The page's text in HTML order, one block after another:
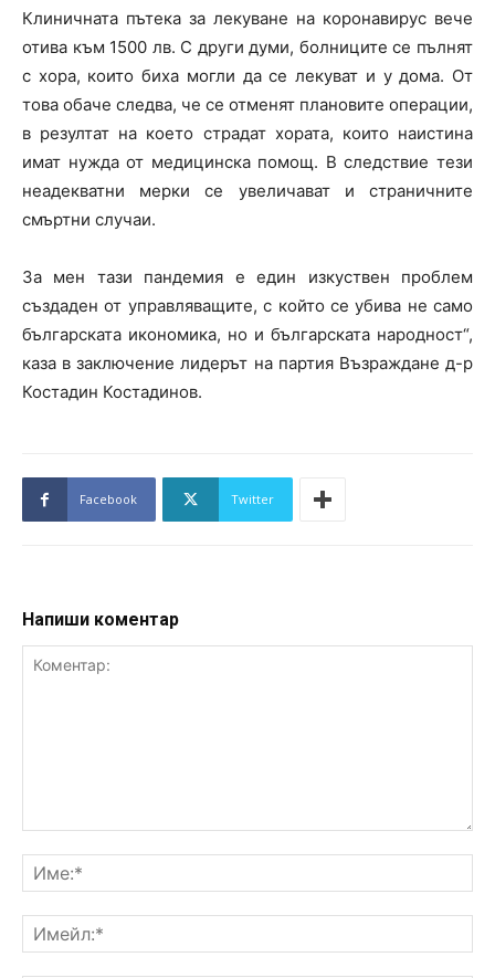
Клиничната пътека за лекуване на коронавирус вече
отива към 1500 лв. С други думи, болниците се пълнят
с хора, които биха могли да се лекуват и у дома. От
това обаче следва, че се отменят плановите операции,
в резултат на което страдат хората, които наистина
имат нужда от медицинска помощ. В следствие тези
неадекватни мерки се увеличават и страничните
смъртни случаи.
За мен тази пандемия е един изкуствен проблем
създаден от управляващите, с който се убива не само
българската икономика, но и българската народност“,
каза в заключение лидерът на партия Възраждане д-р
Костадин Костадинов.
Facebook Twitter
Напиши коментар